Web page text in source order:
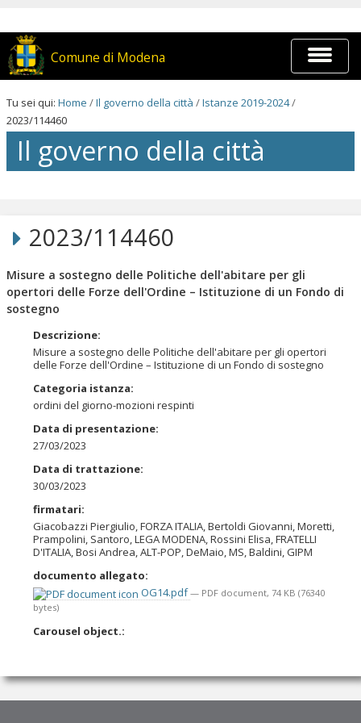
contenuti.
Salta
alla
Comune di Modena
Espandi
barra
di
Tu sei qui: Home /Il governo della città /Istanze 2019-2024/
2023/114460
Il governo della città
Salta
navigazione
2023/114460
Misure a sostegno delle Politiche dell'abitare per gli
opertori delle Forze dell'Ordine – Istituzione di un Fondo di
sostegno
Descrizione:
Misure a sostegno delle Politiche dell'abitare per gli opertori
delle Forze dell'Ordine – Istituzione di un Fondo di sostegno
Categoria istanza:
ordini del giorno-mozioni respinti
Data di presentazione:
27/03/2023
Data di trattazione:
30/03/2023
firmatari:
Giacobazzi Piergiulio, FORZA ITALIA, Bertoldi Giovanni, Moretti,
Prampolini, Santoro, LEGA MODENA, Rossini Elisa, FRATELLI
D'ITALIA, Bosi Andrea, ALT-POP, DeMaio, MS, Baldini, GIPM
documento allegato:
OG14.pdf— PDF document, 74 KB (76340
bytes)
Carousel object.: